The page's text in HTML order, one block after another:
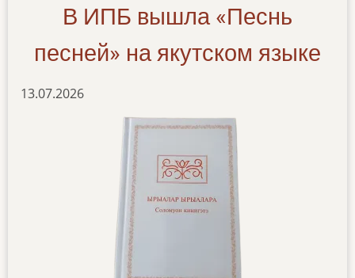
В ИПБ вышла «Песнь
песней» на якутском языке
13.07.2026